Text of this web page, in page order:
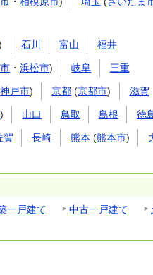
石川 富山 福井
・浜松市) 岐阜 三重
神戸市) 京都 (京都市) 滋賀
) 山口 鳥取 島根 徳
賀 長崎 熊本 (熊本市)
一戸建て 中古一戸建て